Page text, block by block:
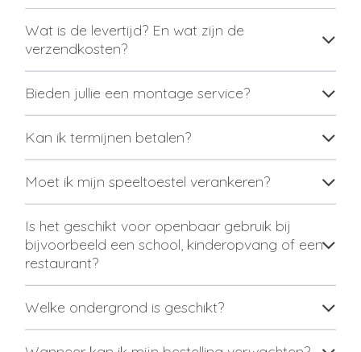
Wat is de levertijd? En wat zijn de
verzendkosten?
Bieden jullie een montage service?
Kan ik termijnen betalen?
Moet ik mijn speeltoestel verankeren?
Is het geschikt voor openbaar gebruik bij
bijvoorbeeld een school, kinderopvang of een
restaurant?
Welke ondergrond is geschikt?